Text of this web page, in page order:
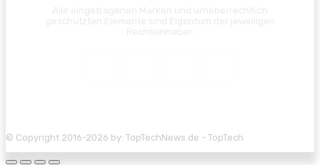
© Copyright 2016-2026 by: TopTechNews.de - TopTech